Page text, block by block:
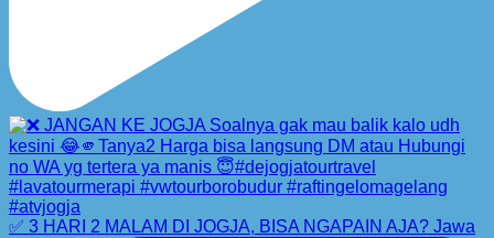
✅ 3 HARI 2 MALAM DI JOGJA, BISA NGAPAIN AJA? Jawa